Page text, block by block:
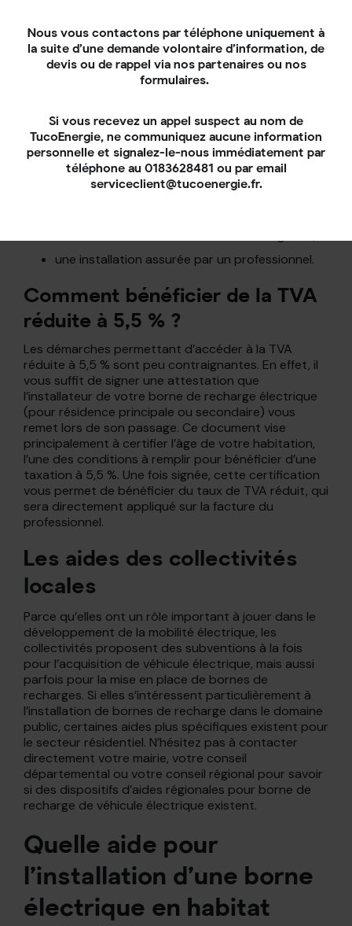
Quelles sont les conditions à
remplir pour bénéficier du taux
Dans le cadre de l’acquisition et l’installation d’une
borne de recharge pour véhicule électrique, la TVA
réduite à 5,5 % peut être appliquée pour les projets
remplissant certaines conditions, à savoir :
une installation assurée par un professionnel.
Comment bénéficier de la TVA
réduite à 5,5 % ?
Les démarches permettant d’accéder à la TVA
réduite à 5,5 % sont peu contraignantes. En effet, il
vous suffit de signer une attestation que
l’installateur de votre borne de recharge électrique
(pour résidence principale ou secondaire) vous
remet lors de son passage. Ce document vise
principalement à certifier l’âge de votre habitation,
l’une des conditions à remplir pour bénéficier d’une
taxation à 5,5 %. Une fois signée, cette certification
vous permet de bénéficier du taux de TVA réduit, qui
sera directement appliqué sur la facture du
professionnel.
Les aides des collectivités
locales
Parce qu’elles ont un rôle important à jouer dans le
développement de la mobilité électrique, les
collectivités proposent des subventions à la fois
pour l’acquisition de véhicule électrique, mais aussi
parfois pour la mise en place de bornes de
recharges. Si elles s’intéressent particulièrement à
l’installation de bornes de recharge dans le domaine
public, certaines aides plus spécifiques existent pour
le secteur résidentiel. N’hésitez pas à contacter
directement votre mairie, votre conseil
départemental ou votre conseil régional pour savoir
si des dispositifs d’aides régionales pour borne de
recharge de véhicule électrique existent.
Quelle aide pour
l’installation d’une borne
électrique en habitat
Nous vous contactons par téléphone uniquement à
la suite d’une demande volontaire d’information, de
devis ou de rappel via nos partenaires ou nos
formulaires.
Si vous recevez un appel suspect au nom de
TucoEnergie, ne communiquez aucune information
personnelle et signalez-le-nous immédiatement par
téléphone au 0183628481 ou par email
serviceclient@tucoenergie.fr.